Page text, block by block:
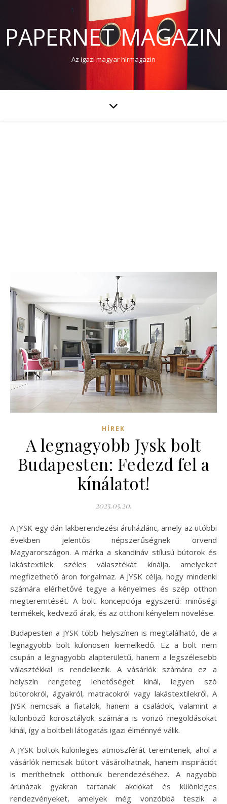
PAPERNET MAGAZIN
Az igazi magyar hírmagazin
HÍREK
A legnagyobb Jysk bolt
Budapesten: Fedezd fel a
kínálatot!
2025.05.20.
A JYSK egy dán lakberendezési áruházlánc, amely az utóbbi
években jelentős népszerűségnek örvend
Magyarországon. A márka a skandináv stílusú bútorok és
lakástextilek széles választékát kínálja, amelyeket
megfizethető áron forgalmaz. A JYSK célja, hogy mindenki
számára elérhetővé tegye a kényelmes és szép otthon
megteremtését. A bolt koncepciója egyszerű: minőségi
termékek, kedvező árak, és az otthoni kényelem növelése.
Budapesten a JYSK több helyszínen is megtalálható, de a
legnagyobb bolt különösen kiemelkedő. Ez a bolt nem
csupán a legnagyobb alapterületű, hanem a legszélesebb
választékkal is rendelkezik. A vásárlók számára ez a
helyszín rengeteg lehetőséget kínál, legyen szó
bútorokról, ágyakról, matracokról vagy lakástextilekről. A
JYSK nemcsak a fiatalok, hanem a családok, valamint a
különböző korosztályok számára is vonzó megoldásokat
kínál, így a boltbeli látogatás igazi élménnyé válik.
A JYSK boltok különleges atmoszférát teremtenek, ahol a
vásárlók nemcsak bútort vásárolhatnak, hanem inspirációt
is meríthetnek otthonuk berendezéséhez. A nagyobb
áruházak gyakran tartanak akciókat és különleges
rendezvényeket, amelyek még vonzóbbá teszik a